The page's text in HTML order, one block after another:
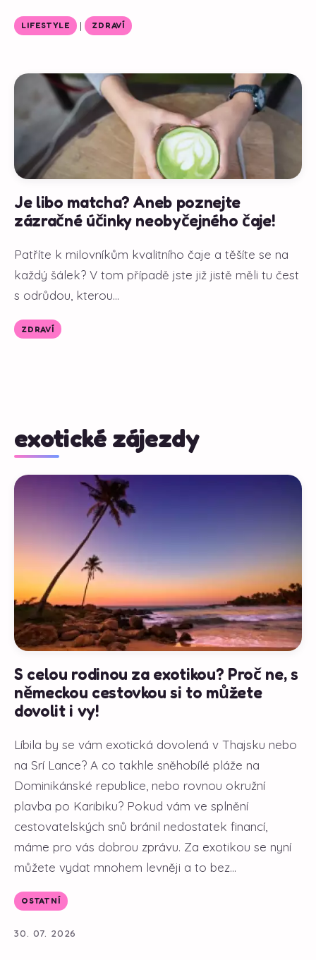
LIFESTYLE | ZDRAVÍ
Je libo matcha? Aneb poznejte
zázračné účinky neobyčejného čaje!
Patříte k milovníkům kvalitního čaje a těšíte se na
každý šálek? V tom případě jste již jistě měli tu čest
s odrůdou, kterou...
ZDRAVÍ
exotické zájezdy
S celou rodinou za exotikou? Proč ne, s
německou cestovkou si to můžete
dovolit i vy!
Líbila by se vám exotická dovolená v Thajsku nebo
na Srí Lance? A co takhle sněhobílé pláže na
Dominikánské republice, nebo rovnou okružní
plavba po Karibiku? Pokud vám ve splnění
cestovatelských snů bránil nedostatek financí,
máme pro vás dobrou zprávu. Za exotikou se nyní
můžete vydat mnohem levněji a to bez...
OSTATNÍ
30. 07. 2026